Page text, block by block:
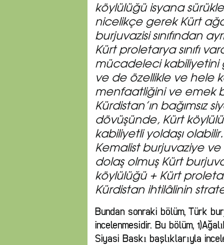
köylülüğü isyana
nicelikçe gerek Kürt ağa
burjuvazisi sınıfından
Kürt proletarya sınıfı
mücadeleci kabiliyetini
ve de özellikle ve hele
menfaatliğini ve emek
Kürdistan’ın bağımsız
dövüşünde, Kürt
kabiliyetli yoldaşı
Kemalist burjuvaziye ve
dolaş olmuş Kürt
köylülüğü + Kürt
Kürdistan ihtilâlinin
Bundan sonraki bölüm, Türk
incelenmesidir. Bu bölüm,
Siyasi Baskı başlıklarıyla